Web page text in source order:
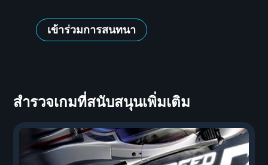
เข้าร่วมการสนทนา
สำรวจเกมที่สนับสนุนเพิ่มเติม